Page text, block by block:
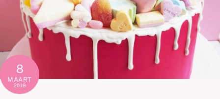
8
MAART
2019